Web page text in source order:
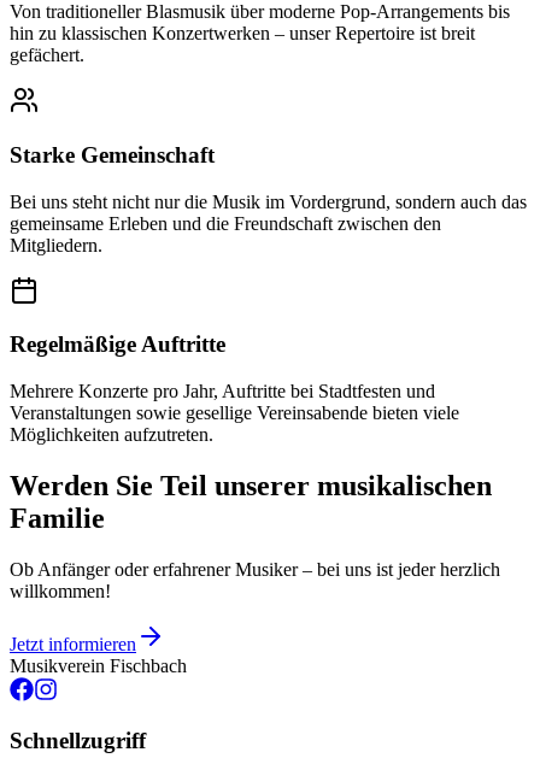
Von traditioneller Blasmusik über moderne Pop-Arrangements bis
hin zu klassischen Konzertwerken – unser Repertoire ist breit
gefächert.
Starke Gemeinschaft
Bei uns steht nicht nur die Musik im Vordergrund, sondern auch das
gemeinsame Erleben und die Freundschaft zwischen den
Mitgliedern.
Regelmäßige Auftritte
Mehrere Konzerte pro Jahr, Auftritte bei Stadtfesten und
Veranstaltungen sowie gesellige Vereinsabende bieten viele
Möglichkeiten aufzutreten.
Werden Sie Teil unserer musikalischen
Familie
Ob Anfänger oder erfahrener Musiker – bei uns ist jeder herzlich
willkommen!
Jetzt informieren
Musikverein Fischbach
Schnellzugriff